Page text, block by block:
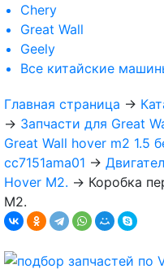
Chery
Great Wall
Geely
Все китайские
Главная страница →
→ Запчасти для Great
Great Wall hover m2 1.5
cc7151ama01 →
Hover M2. → Коробка
M2.